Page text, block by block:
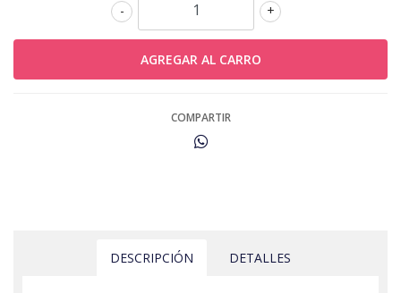
+
-
COMPARTIR
DESCRIPCIÓN DETALLES